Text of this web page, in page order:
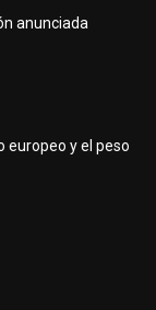
anunciada
europeo y el peso